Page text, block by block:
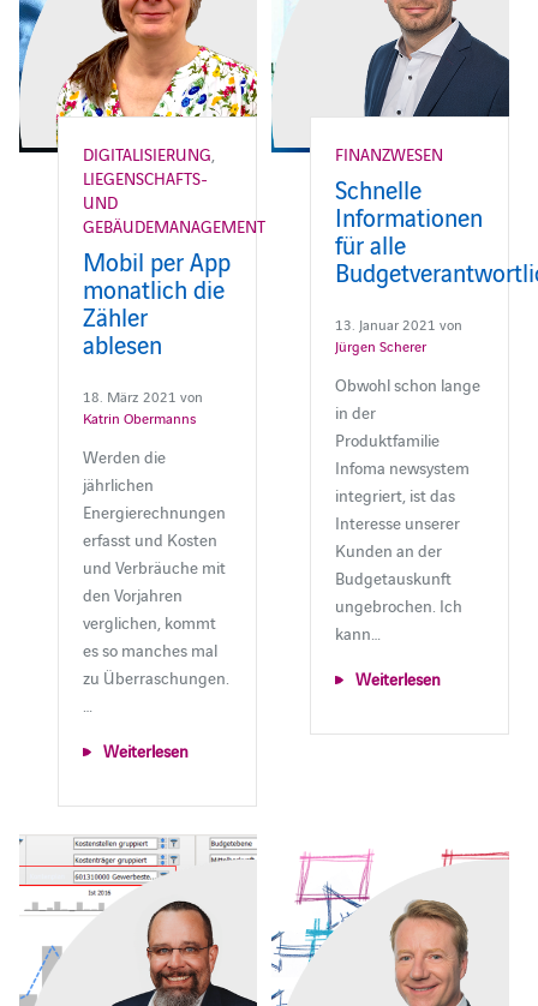
DIGITALISIERUNG
LIEGENSCHAFTS-
UND
GEBÄUDEMANAGEMENT
Mobil per App
monatlich die
Zähler
ablesen
18. März 2021 von
Katrin Obermanns
Werden die
jährlichen
Energierechnungen
erfasst und Kosten
und Verbräuche mit
den Vorjahren
verglichen, kommt
es so manches mal
zu Überraschungen.
Weiterlesen
FINANZWESEN
Schnelle
Informationen
für alle
13. Januar 2021 von
Jürgen Scherer
Obwohl schon lange
in der
Produktfamilie
Infoma newsystem
integriert, ist das
Interesse unserer
Kunden an der
Budgetauskunft
ungebrochen. Ich
kann…
Weiterlesen